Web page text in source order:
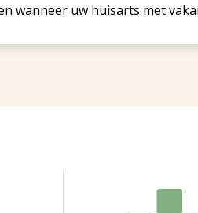
wanneer uw huisarts met